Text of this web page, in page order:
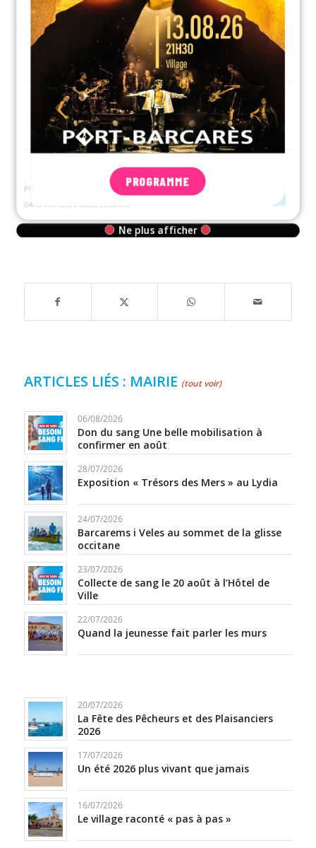
PUBLIÉ LE : 08/06/2023
DANS MAIRIE, JEUNESSE, SCOLAIRE
ARTICLES LIÉS : MAIRIE (tout voir)
06/08/2026
Don du sang Une belle mobilisation à
confirmer en août
28/07/2026
Exposition « Trésors des Mers » au Lydia
24/07/2026
Barcarems i Veles au sommet de la glisse
occitane
23/07/2026
Collecte de sang le 20 août à l’Hôtel de
Ville
22/07/2026
Quand la jeunesse fait parler les murs
20/07/2026
La Fête des Pêcheurs et des Plaisanciers
2026
17/07/2026
Un été 2026 plus vivant que jamais
16/07/2026
Le village raconté « pas à pas »
PROGRAMME
Ne plus afficher